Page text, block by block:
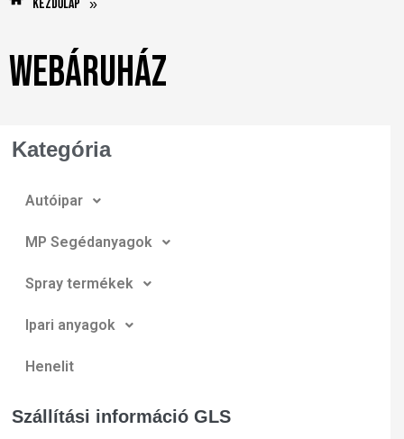
Kezdőlap »
Webáruház
Kategória
Autóipar
MP Segédanyagok
Spray termékek
Ipari anyagok
Henelit
Szállítási információ GLS